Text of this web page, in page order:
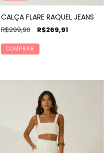
CALÇA FLARE RAQUEL JEANS
R$299,90 R$269,91
COMPRAR